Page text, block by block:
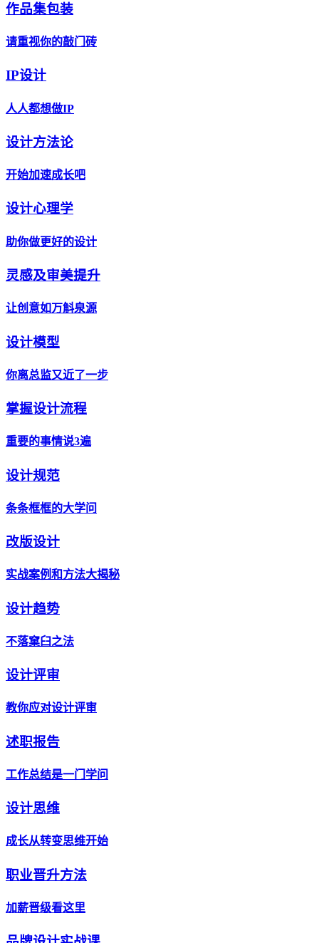
作品集包装
请重视你的敲门砖
IP设计
人人都想做IP
设计方法论
开始加速成长吧
设计心理学
助你做更好的设计
灵感及审美提升
让创意如万斛泉源
设计模型
你离总监又近了一步
掌握设计流程
重要的事情说3遍
设计规范
条条框框的大学问
改版设计
实战案例和方法大揭秘
设计趋势
不落窠臼之法
设计评审
教你应对设计评审
述职报告
工作总结是一门学问
设计思维
成长从转变思维开始
职业晋升方法
加薪晋级看这里